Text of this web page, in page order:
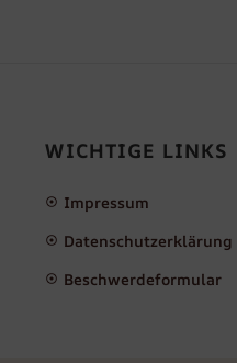
WICHTIGE LINKS
Impressum
Datenschutzerklärung
Beschwerdeformular